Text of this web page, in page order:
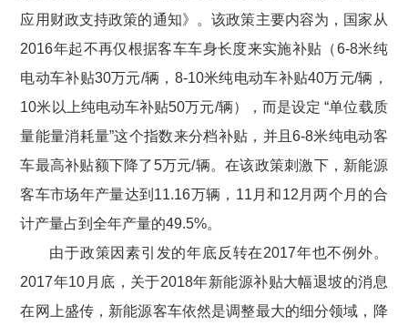
应用财政支持政策的通知》。该政策主要内容为，国家从
2016年起不再仅根据客车车身长度来实施补贴（6-8米纯
电动车补贴30万元/辆，8-10米纯电动车补贴40万元/辆，
10米以上纯电动车补贴50万元/辆），而是设定 “单位载质
量能量消耗量”这个指数来分档补贴，并且6-8米纯电动客
车最高补贴额下降了5万元/辆。在该政策刺激下，新能源
客车市场年产量达到11.16万辆，11月和12月两个月的合
计产量占到全年产量的49.5%。
由于政策因素引发的年底反转在2017年也不例外。
2017年10月底，关于2018年新能源补贴大幅退坡的消息
在网上盛传，新能源客车依然是调整最大的细分领域，降